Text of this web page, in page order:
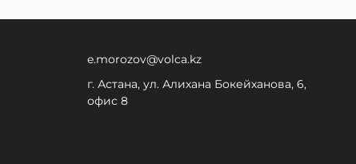
e.morozov@volca.kz
г. Астана, ул. Алихана Бокейханова, 6,
офис 8